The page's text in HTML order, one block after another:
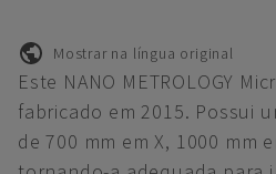
Mostrar na língua original
Este NANO METROLOGY
fabricado em 2015. Possui
de 700 mm em X, 1000 mm